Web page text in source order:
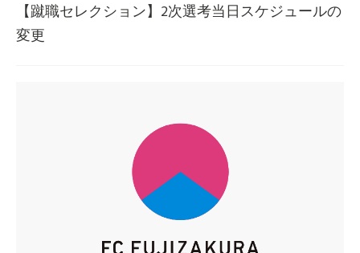
【蹴職セレクション】2次選考当日スケジュールの
変更